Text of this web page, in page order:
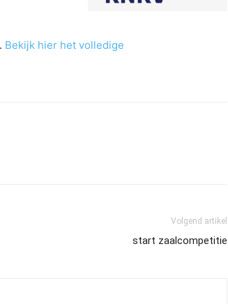
Bekijk hier het volledige
Volgend artikel
start zaalcompetitie